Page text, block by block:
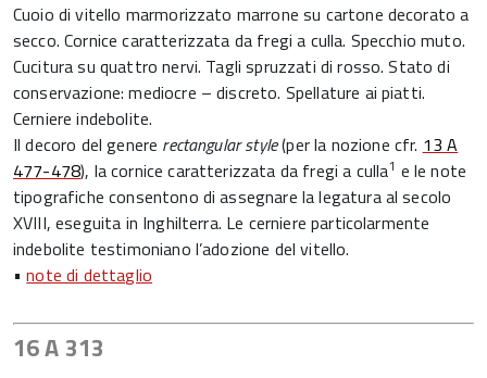
Cuoio di vitello marmorizzato marrone su cartone decorato a
secco. Cornice caratterizzata da fregi a culla. Specchio muto.
Cucitura su quattro nervi. Tagli spruzzati di rosso. Stato di
conservazione: mediocre – discreto. Spellature ai piatti.
Cerniere indebolite.
Il decoro del genere rectangular style(per la nozione cfr. 13 A
477-478), la cornice caratterizzata da fregi a culla1 e le note
tipografiche consentono di assegnare la legatura al secolo
XVIII, eseguita in Inghilterra. Le cerniere particolarmente
indebolite testimoniano l’adozione del vitello.
•note di dettaglio
16 A 313